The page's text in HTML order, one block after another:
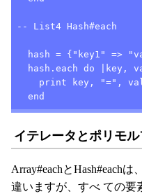
-- List4 Hash#each
hash = {"key1" =>
hash.each do |key,
print key, "=",
  end
イテレータとポリモ
Array#eachとHash#each
違いますが、すべ ての要